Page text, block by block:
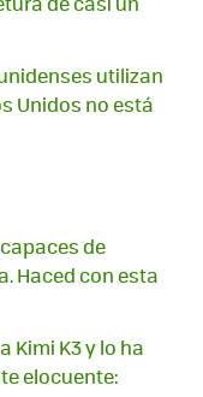
utilizan
Unidos no está
de
Haced con esta
Kimi K3 y lo ha
elocuente: